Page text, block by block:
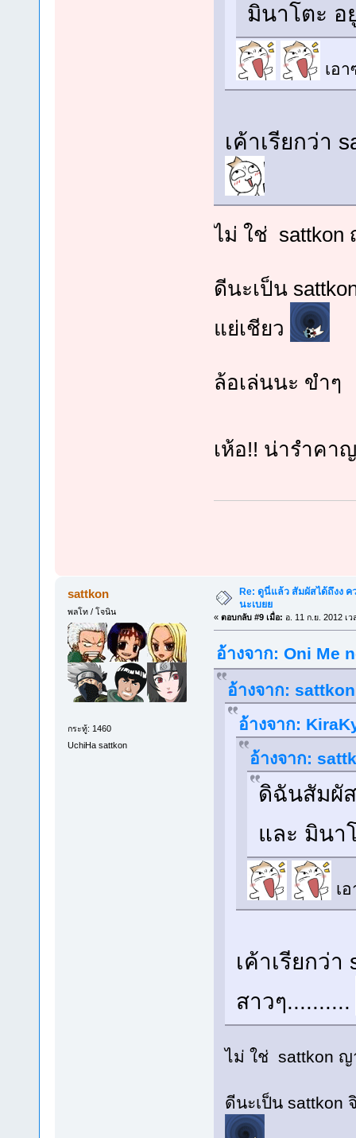
มินาโตะ อ
เอ
เค้าเรียกว่า
ไม่ ใช่
ดีนะเป็น
แย่เชียว
ล้อเล่นนะ ขำๆ
เห้อ!! น่ารำคา
sattkon
พลโท / โจนิน
กระทู้: 1460
UchiHa sattkon
Re: ดูนี่แล้ว สัมผัสได้ถึงง
นะเบยย
« ตอบกลับ #9 เมื่อ: อ. 11 ก.ย. 2012 เ
อ้างจาก: Oni Me
อ้างจาก:
อ้างจาก:
อ้างจาก:
ดิฉันสัมผั
และ มินา
เ
เค้าเรียกว่
สาวๆ..........
ไม่ ใช่ sattkon
ดีนะเป็น sattkon